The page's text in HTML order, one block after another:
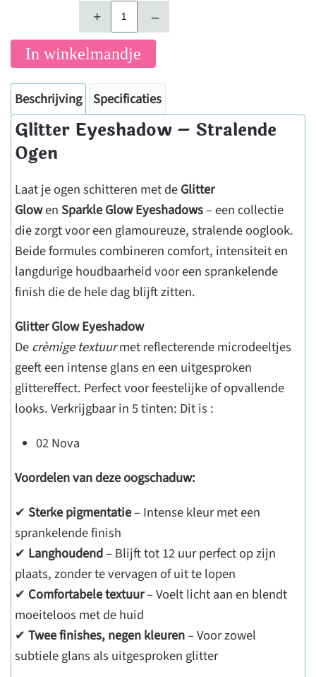
+ –
In winkelmandje
Beschrijving Specificaties
Glitter Eyeshadow – Stralende
Ogen
Laat je ogen schitteren met deGlitter
Glowen Sparkle Glow Eyeshadows– een collectie
die zorgt voor een glamoureuze, stralende ooglook.
Beide formules combineren comfort, intensiteit en
langdurige houdbaarheid voor een sprankelende
finish die de hele dag blijft zitten.
Glitter Glow Eyeshadow
Decrèmige textuurmet reflecterende microdeeltjes
geeft een intense glans en een uitgesproken
glittereffect. Perfect voor feestelijke of opvallende
looks. Verkrijgbaar in 5 tinten: Dit is :
02 Nova
Voordelen van deze oogschaduw:
✔ Sterke pigmentatie– Intense kleur met een
sprankelende finish
✔ Langhoudend– Blijft tot 12 uur perfect op zijn
plaats, zonder te vervagen of uit te lopen
✔ Comfortabele textuur– Voelt licht aan en blendt
moeiteloos met de huid
✔ Twee finishes, negen kleuren– Voor zowel
subtiele glans als uitgesproken glitter